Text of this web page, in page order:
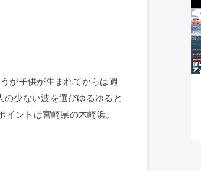
が子供が生まれてからは週
少ない波を選びゆるゆると
ントは宮崎県の木崎浜。